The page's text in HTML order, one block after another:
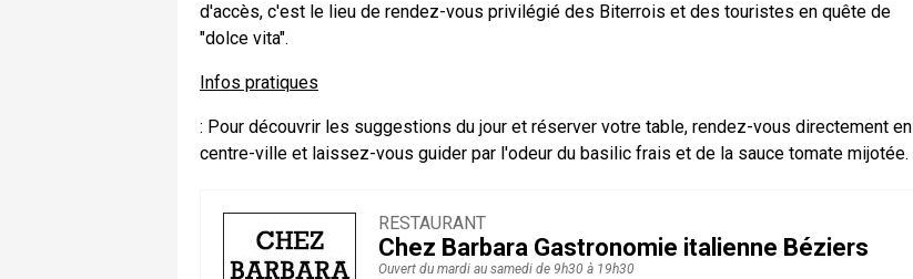
d'accès, c'est le lieu de rendez-vous privilégié des Biterrois et des touristes en quête de
"dolce vita".
Infos pratiques
: Pour découvrir les suggestions du jour et réserver votre table, rendez-vous directement en
centre-ville et laissez-vous guider par l'odeur du basilic frais et de la sauce tomate mijotée.
RESTAURANT
Chez Barbara Gastronomie italienne Béziers
Ouvert du mardi au samedi de 9h30 à 19h30